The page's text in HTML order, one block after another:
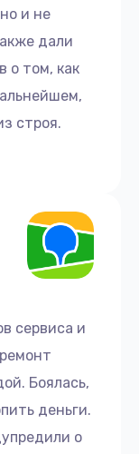
и не
дали
о том, как
строя.
сервиса и
Боялась,
деньги.
о